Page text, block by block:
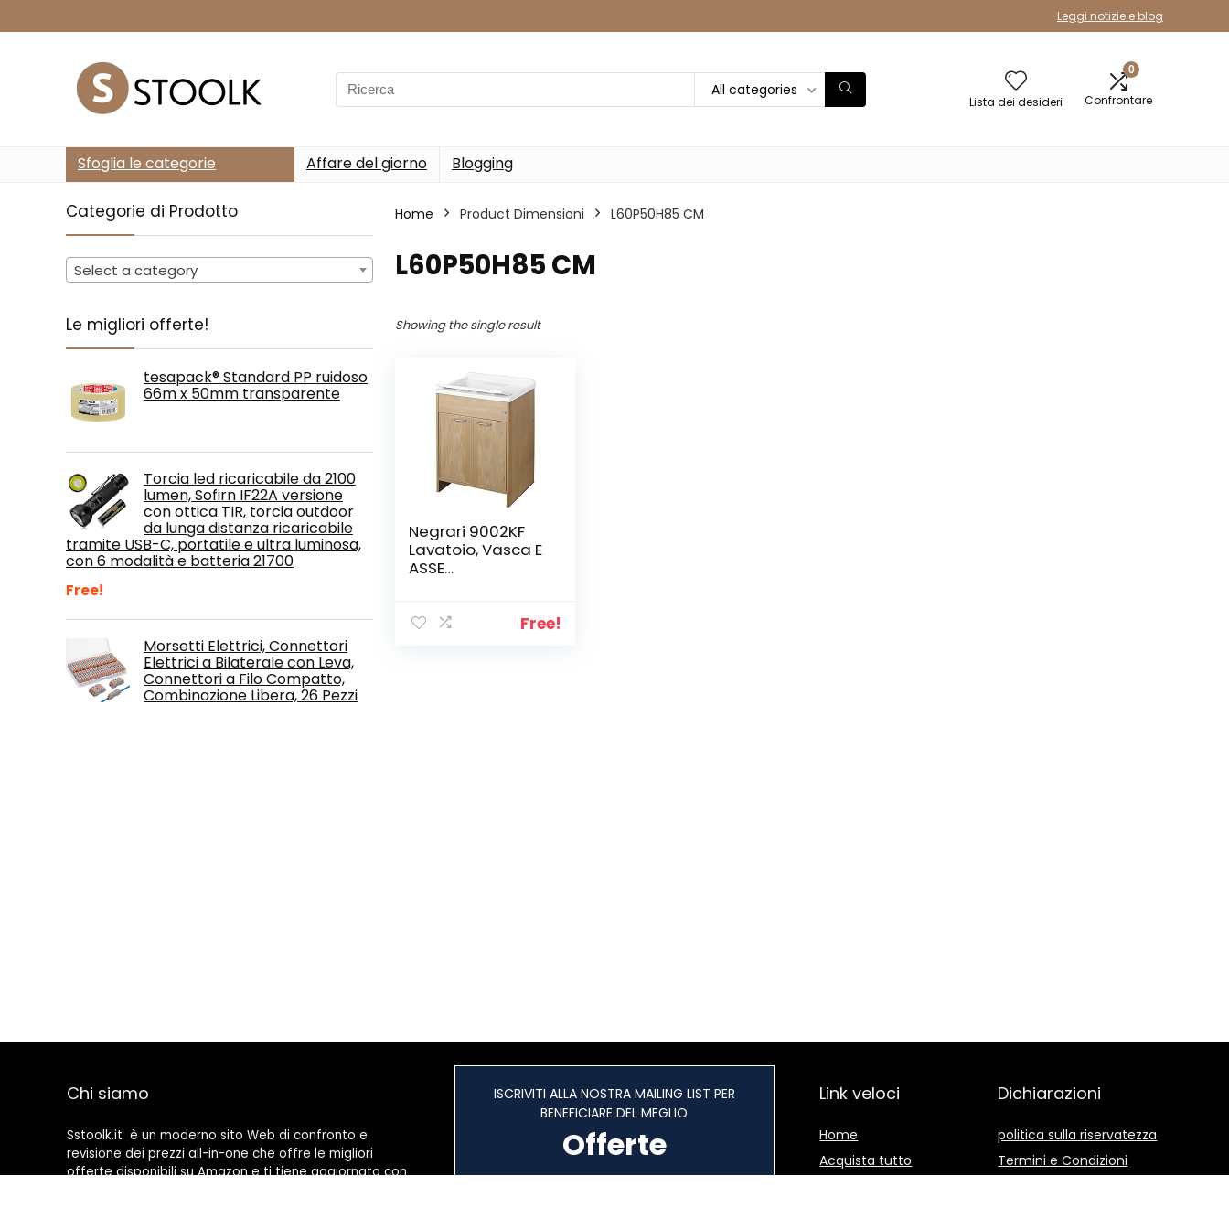
Leggi notizie e blog
Search
for:
All categories
Lista dei desideri
0
Confrontare
Sfoglia le categorie Affare del giorno Blogging
Categorie di Prodotto
Select a category
Le migliori offerte!
tesapack® Standard PP ruidoso
66m x 50mm transparente
Torcia led ricaricabile da 2100
lumen, Sofirn IF22A versione
con ottica TIR, torcia outdoor
da lunga distanza ricaricabile
tramite USB-C, portatile e ultra luminosa,
con 6 modalità e batteria 21700
Free!
Morsetti Elettrici, Connettori
Elettrici a Bilaterale con Leva,
Connettori a Filo Compatto,
Combinazione Libera, 26 Pezzi
Home Product Dimensioni ‎L60P50H85 CM
‎L60P50H85 CM
Showing the single result
Negrari 9002KF
Lavatoio, Vasca E
ASSE
Free!
Chi siamo
Sstoolk.it è un moderno sito Web di confronto e
revisione dei prezzi all-in-one che offre le migliori
offerte disponibili su Amazon e ti tiene aggiornato con
ISCRIVITI ALLA NOSTRA MAILING LIST PER
BENEFICIARE DEL MEGLIO
Offerte
Link veloci
Home
Acquista tutto
Dichiarazioni
politica sulla riservatezza
Termini e Condizioni